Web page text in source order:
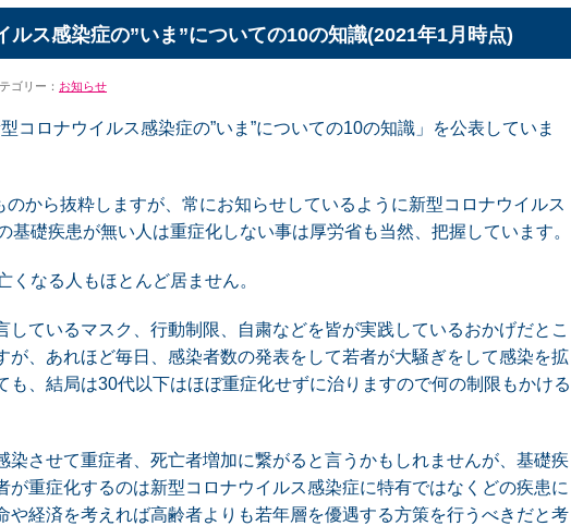
ルス感染症の”いま”についての10の知識(2021年1月時点)
ゴリー： お知らせ
コロナウイルス感染症の”いま”についての10の知識」を公表していま
のから抜粋しますが、常にお知らせしているように新型コロナウイルス
基礎疾患が無い人は重症化しない事は厚労省も当然、把握しています。
くなる人もほとんど居ません。
しているマスク、行動制限、自粛などを皆が実践しているおかげだとこ
が、あれほど毎日、感染者数の発表をして若者が大騒ぎをして感染を拡
も、結局は30代以下はほぼ重症化せずに治りますので何の制限もかける
染させて重症者、死亡者増加に繋がると言うかもしれませんが、基礎疾
が重症化するのは新型コロナウイルス感染症に特有ではなくどの疾患に
や経済を考えれば高齢者よりも若年層を優遇する方策を行うべきだと考